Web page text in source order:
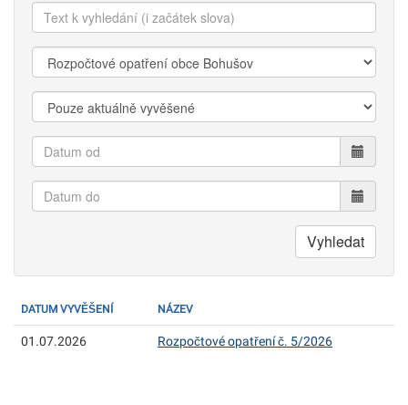
Text
k
vyhledání:
Kategorie:
Zobrazit:
Datum
od
Datum
do
Vyhledat
DATUM VYVĚŠENÍ NÁZEV
01.07.2026 Rozpočtové opatření č. 5/2026